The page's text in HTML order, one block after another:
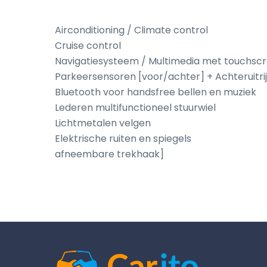
Airconditioning / Climate control
Cruise control
Navigatiesysteem / Multimedia met
Parkeersensoren [voor/achter] +
Bluetooth voor handsfree bellen en muziek
Lederen multifunctioneel stuurwiel
Lichtmetalen velgen
Elektrische ruiten en spiegels
afneembare trekhaak]